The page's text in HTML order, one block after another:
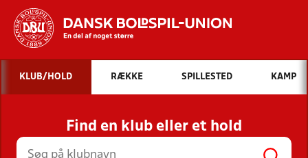
Hvad vil du søge efter?
INDHOLD OG NYHEDER
STILLINGER, RESULTATER, KLUBBER OG
HOLD
KLUB/HOLD RÆKKE SPILLESTED KAMP
Find en klub eller et hold